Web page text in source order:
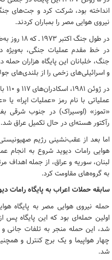
انداخته بود، شرکت کرد و جت‌های
نیروی هوایی مصر را بمباران کردند.
در طول جنگ
در خط مقدم عملیات جنگی، به‌ویژه
جنگ، خلبانان این پایگاه هزاران
و اسرائیلی‌های زخمی را از بلندی‌های
عملیاتی با نام رمز «عملیات اپرا»
«تموز» (اوسیراک) در جنوب شرقی
رآکتور هسته‌ای در حال تکمیل عراق شد.
هوایی رامات دیوید شروع به انجام
لبنان، سوریه و عراق، از جمله
به گروه‌های مقاومت کرد.
سابقه حملات اعراب به پایگاه رامات
اولین حمله‌ای بود که این پایگاه
شد، این حمله منجر به تلفات جانی و
شد.